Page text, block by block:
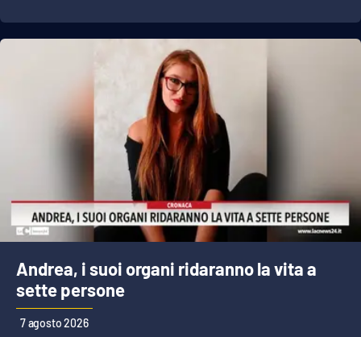
Eventi
Storie
LAC
NETWORK
Lacplay.it
Andrea, i suoi organi ridaranno la vita a
sette persone
7 agosto 2026